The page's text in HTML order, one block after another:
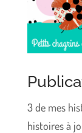
3 de mes
histoires à